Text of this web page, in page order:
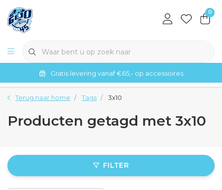
0
Gratis levering vanaf €65,- op accessoires
Terug naar home Tags 3x10
Producten getagd met 3x10
FILTER